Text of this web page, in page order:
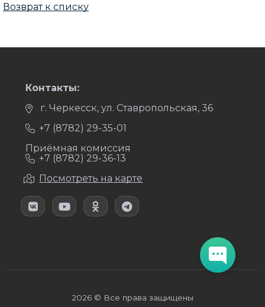
Возврат к списку
Контакты:
г. Черкесск, ул. Ставропольская, 36
+7 (8782) 29-35-01
Приёмная комиссия
+7 (8782) 29-36-13
Посмотреть на карте
2026 © Все права защищены